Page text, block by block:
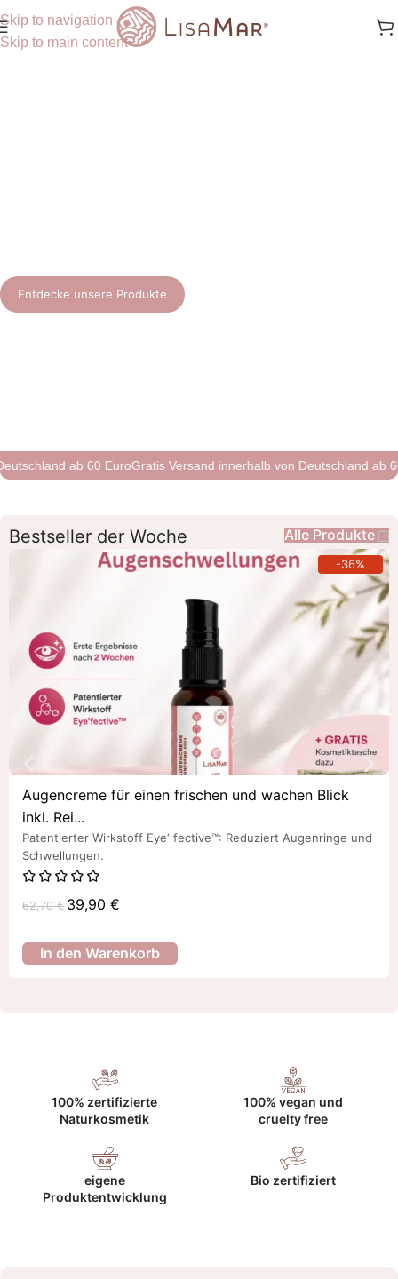
Skip to navigation
Skip to main content
Entdecke unsere Produkte
ab 60 EuroGratis Versand innerhalb von Deutschland ab 60
Bestseller der Woche Alle Produkte
Augencreme für einen frischen und wachen Blick
inkl. Rei...
Patentierter Wirkstoff Eye‘ fective™: Reduziert Augenringe und
Schwellungen.
-36%
62,70€ 39,90 €
In den Warenkorb
100% zertifizierte
Naturkosmetik
100% vegan und
cruelty free
eigene
Produktentwicklung
Bio zertifiziert